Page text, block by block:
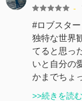
-
#ロブスター
独特な世界
てると思っ
いと自分の
かまでちょ
>>続きを読む